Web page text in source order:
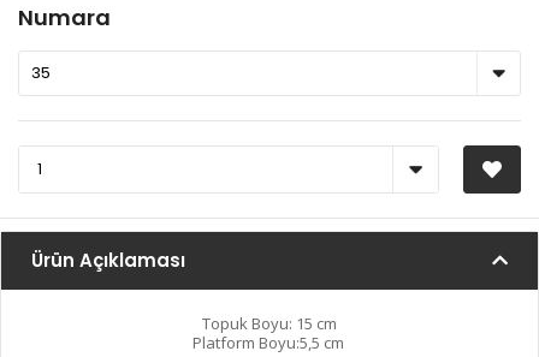
Numara
Ürün Açıklaması
Topuk Boyu: 15 cm
Platform Boyu:5,5 cm